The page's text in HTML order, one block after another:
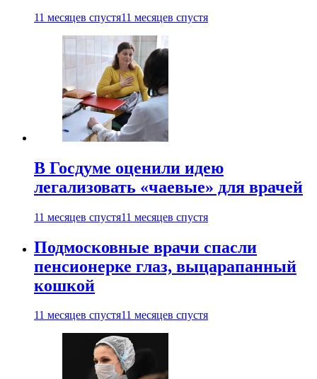
11 месяцев спустя11 месяцев спустя
В Госдуме оценили идею
легализовать «чаевые» для врачей
11 месяцев спустя11 месяцев спустя
Подмосковные врачи спасли
пенсионерке глаз, выцарапанный
кошкой
11 месяцев спустя11 месяцев спустя